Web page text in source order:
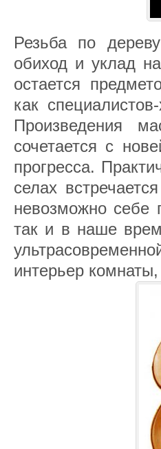
Резьба по
обиход и уклад
остается
как
Произведения
сочетается с
прогресса.
селах
невозможно себе
так и в наше
интерьер